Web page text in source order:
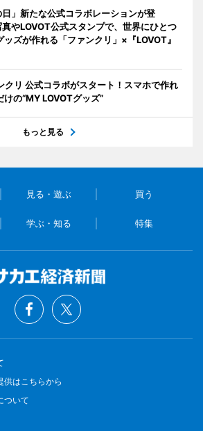
」新たな公式コラボレーションが登
真やLOVOT公式スタンプで、世界にひとつ
ズが作れる「ファンクリ」×『LOVOT』
クリ 公式コラボがスタート！スマホで作れ
の“MY LOVOTグッズ”
もっと見る
見る・遊ぶ 買う
学ぶ・知る 特集
供はこちらから
ついて